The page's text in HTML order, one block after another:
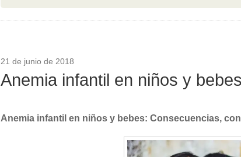
21 de junio de 2018
Anemia infantil en niños y
Anemia infantil en niños y bebes: Consecuencias,